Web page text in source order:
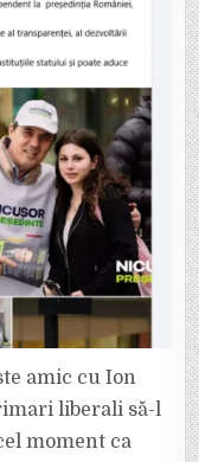
amic cu Ion
liberali să-l
moment ca